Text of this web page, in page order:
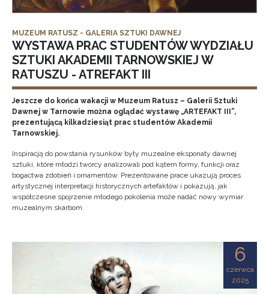
MUZEUM RATUSZ - GALERIA SZTUKI DAWNEJ
WYSTAWA PRAC STUDENTÓW WYDZIAŁU
SZTUKI AKADEMII TARNOWSKIEJ W
RATUSZU - ATREFAKT III
Jeszcze do końca wakacji w Muzeum Ratusz – Galerii Sztuki
Dawnej w Tarnowie można oglądać wystawę „ARTEFAKT III”,
prezentującą kilkadziesiąt prac studentów Akademii
Tarnowskiej.
Inspiracją do powstania rysunków były muzealne eksponaty dawnej
sztuki, które młodzi twórcy analizowali pod kątem formy, funkcji oraz
bogactwa zdobień i ornamentów. Prezentowane prace ukazują proces
artystycznej interpretacji historycznych artefaktów i pokazują, jak
współczesne spojrzenie młodego pokolenia może nadać nowy wymiar
muzealnym skarbom.
6
czerwca
2025